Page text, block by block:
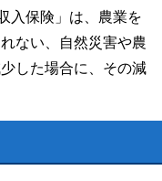
入保険」は、農業を
ない、自然災害や農
した場合に、その減